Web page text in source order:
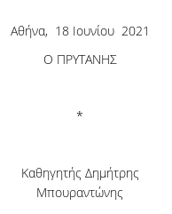
Αθήνα, 18 Ιουνίου 2021
Ο ΠΡΥΤΑΝΗΣ
*
Καθηγητής Δημήτρης
Μπουραντώνης